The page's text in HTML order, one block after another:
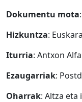
Dokumentu mota
Hizkuntza: Euskara
Iturria: Antxon
Ezaugarriak:
Oharrak: Altza eta